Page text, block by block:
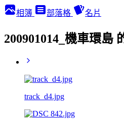
相簿 部落格 名片
200901014_機車環島
track_d4.jpg